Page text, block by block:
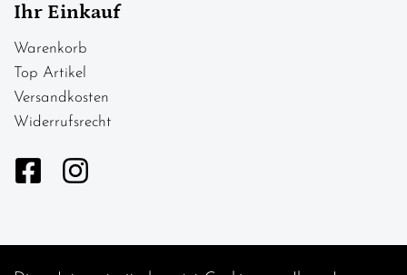
Ihr Einkauf
Warenkorb
Top Artikel
Versandkosten
Widerrufsrecht